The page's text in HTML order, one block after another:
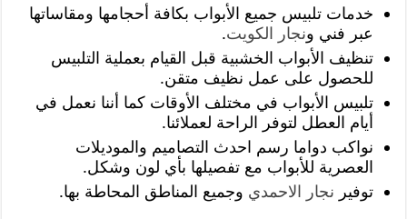
خدمات تلبيس جميع الأبواب بكافة أحجامها ومقاساتها
عبر فني ونجار الكويت.
تنظيف الأبواب الخشبية قبل القيام بعملية التلبيس
للحصول على عمل نظيف متقن.
تلبيس الأبواب في مختلف الأوقات كما أننا نعمل في
أيام العطل لتوفر الراحة لعملائنا.
نواكب دواما رسم احدث التصاميم والموديلات
العصرية للأبواب مع تفصيلها بأي لون وشكل.
توفير نجار الاحمدي وجميع المناطق المحاطة بها.